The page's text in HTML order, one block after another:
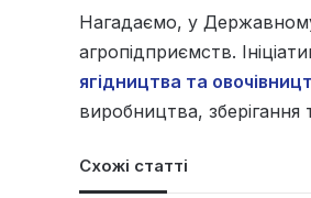
Нагадаємо, у
агропідприємств.
ягідництва та
виробництва, зберігання
Схожі статті